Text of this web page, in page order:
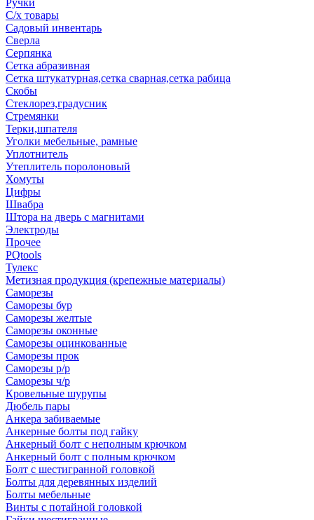
Ручки
С/х товары
Садовый инвентарь
Сверла
Серпянка
Сетка абразивная
Сетка штукатурная,сетка сварная,сетка рабица
Скобы
Стеклорез,градусник
Стремянки
Терки,шпателя
Уголки мебельные, рамные
Уплотнитель
Утеплитель поролоновый
Хомуты
Цифры
Швабра
Штора на дверь с магнитами
Электроды
Прочее
PQtools
Тулекс
Метизная продукция (крепежные материалы)
Саморезы
Саморезы бур
Саморезы желтые
Саморезы оконные
Саморезы оцинкованные
Саморезы прок
Саморезы р/р
Саморезы ч/р
Кровельные шурупы
Дюбель пары
Анкера забиваемые
Анкерные болты под гайку
Анкерный болт с неполным крючком
Анкерный болт с полным крючком
Болт с шестигранной головкой
Болты для деревянных изделий
Болты мебельные
Винты с потайной головкой